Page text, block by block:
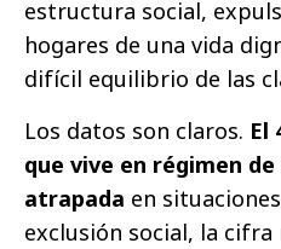
estructura social,
hogares de una vida
difícil equilibrio de las
Los datos son claros. El
que vive en régimen
atrapada en
exclusión social, la cifra